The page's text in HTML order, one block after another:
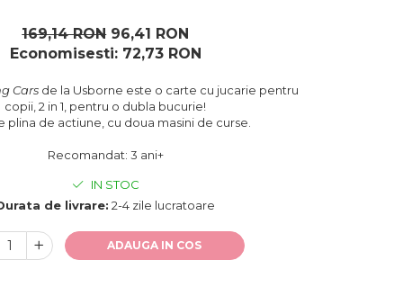
169,14 RON 96,41 RON
Economisesti: 72,73 RON
Cars de la Usborne este o carte cu jucarie pentru
copii, 2 in 1, pentru o dubla bucurie!
plina de actiune, cu doua masini de curse.
Recomandat: 3 ani+
IN STOC
de livrare: 2-4 zile lucratoare
ADAUGA IN COS